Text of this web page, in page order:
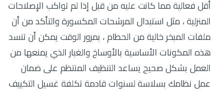
أقل فعالية مما كانت عليه من قبل إذا لم تواكب الإصلاحات
المنزلية ، مثل استبدال المرشحات المكسورة والتأكد من أن
ملفات المبخر خالية من الحطام ، بمرور الوقت يمكن أن تنسد
هذه المكونات الأساسية بالأوساخ والغبار الذي يمنعها من
العمل بشكل صحيح يساعد التنظيف المنتظم على ضمان
عمل نظامك بسلاسة لسنوات قادمة تكلفة غسيل التكييف